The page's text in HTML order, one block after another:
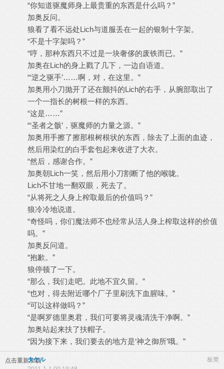
“你知道驱魔师身上最贵重的东西是什么吗？”
加奥反问。
狼看了看不远处Lich与道服丢在一起的银制十字架。
“不是十字架吗？”
“哼，那种东西只不过是一块奢侈的废铁而已。”
加奥在Lich的身上戳了几下，一边自语道。
“‘逆之驱手’……啊，对，在这里。”
加奥用小刀抛开了还在颤抖的Lich的右手，从腕部取出了
一个一指长的树根一样的东西。
“这是……”
“‘圣者之骸’，驱魔师的力量之源。”
加奥用手擦了擦那根树根状的东西，除去了上面的血迹，
然后用染红的白手套包起来收进了大衣。
“然后，感谢合作。”
加奥朝Lich一笑，然后用小刀割断了他的喉咙。
Lich不甘地一翻双眼，死去了。
“从将死之人身上榨取最后的价值吗？”
狼冷冷地说道。
“奇怪吗，你们魔法师不也经常从活人身上榨取这样的价值
吗。”
加奥反问道。
“抱歉。”
狼停顿了一下。
“那么，我们走吧。此地不宜久留。”
“也对，得去附近哪个厂子里刷洗下血腥味。”
“可以这样做吗？”
“是啊罗德里奥君，我们可要将灵魂清洗干净啊。”
加奥站起来扶了扶帽子。
“因为接下来，我们要去的地方是‘神之御所’哦。”
点击重新加载 板凳
タケル